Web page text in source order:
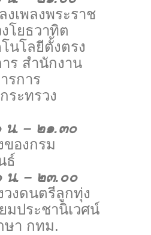
งเพลงพระราช
โยธวาทิต
นโลยีตั้งตรง
ร สำนักงาน
รการ
ระทรวง
น. – ๒๑.๓๐
ของกรม
ธ์
น. – ๒๓.๐๐
วงดนตรีลูกทุ่ง
มประชานิเวศน์
ษา กทม.